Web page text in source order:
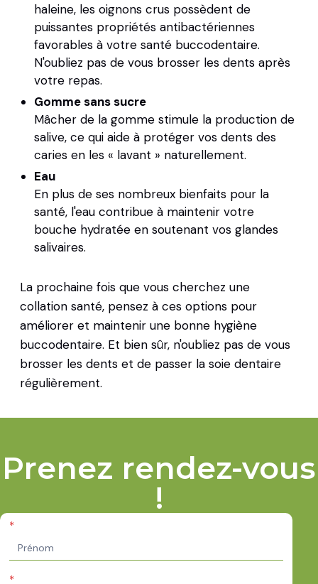
haleine, les oignons crus possèdent de
puissantes propriétés antibactériennes
favorables à votre santé buccodentaire.
N'oubliez pas de vous brosser les dents après
votre repas.
Gomme sans sucre
Mâcher de la gomme stimule la production de
salive, ce qui aide à protéger vos dents des
caries en les « lavant » naturellement.
Eau
En plus de ses nombreux bienfaits pour la
santé, l'eau contribue à maintenir votre
bouche hydratée en soutenant vos glandes
salivaires.
La prochaine fois que vous cherchez une
collation santé, pensez à ces options pour
améliorer et maintenir une bonne hygiène
buccodentaire. Et bien sûr, n'oubliez pas de vous
brosser les dents et de passer la soie dentaire
régulièrement.
Prenez rendez-vous
!
Appointment
Request FR
*
*